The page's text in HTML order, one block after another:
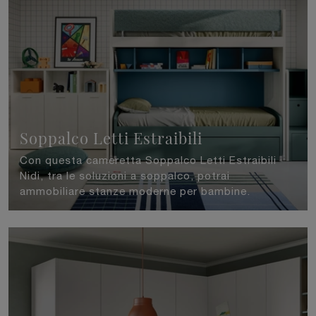
Soppalco Letti Estraibili
Con questa cameretta Soppalco Letti Estraibili
Nidi, tra le soluzioni a soppalco, potrai
ammobiliare stanze moderne per bambine.